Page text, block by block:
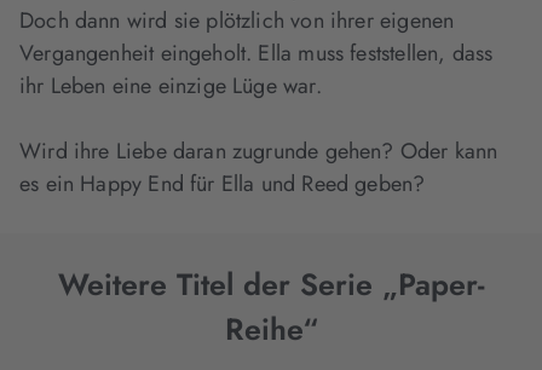
Doch dann wird sie plötzlich von ihrer eigenen
Vergangenheit eingeholt. Ella muss feststellen, dass
ihr Leben eine einzige Lüge war.
Wird ihre Liebe daran zugrunde gehen? Oder kann
es ein Happy End für Ella und Reed geben?
Weitere Titel der Serie „Paper-
Reihe“